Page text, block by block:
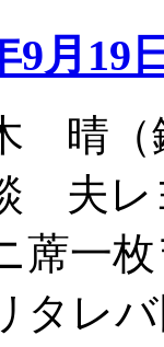
9月19
晴（
夫レ
一
タレ